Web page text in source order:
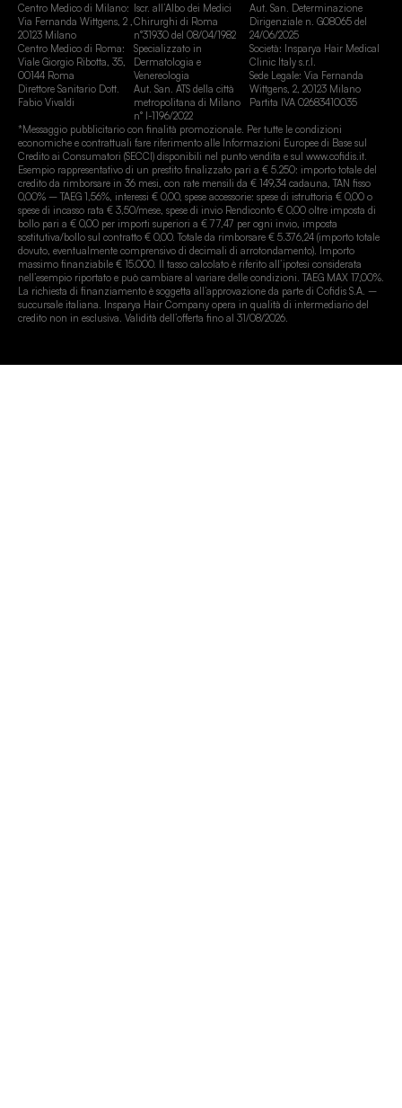
Centro Medico di Milano:
Via Fernanda Wittgens, 2 ,
20123 Milano
Centro Medico di Roma:
Viale Giorgio Ribotta, 35,
00144 Roma
Direttore Sanitario Dott.
Fabio Vivaldi
Iscr. all’Albo dei Medici
Chirurghi di Roma
n°31930 del 08/04/1982
Specializzato in
Dermatologia e
Venereologia
Aut. San. ATS della città
metropolitana di Milano
n° I-1196/2022
Aut. San. Determinazione
Dirigenziale n. G08065 del
24/06/2025
Società: Insparya Hair Medical
Clinic Italy s.r.l.
Sede Legale: Via Fernanda
Wittgens, 2, 20123 Milano
Partita IVA 02683410035
*Messaggio pubblicitario con finalità promozionale. Per tutte le condizioni
economiche e contrattuali fare riferimento alle Informazioni Europee di Base sul
Credito ai Consumatori (SECCI) disponibili nel punto vendita e sul www.cofidis.it.
Esempio rappresentativo di un prestito finalizzato pari a € 5.250: importo totale del
credito da rimborsare in 36 mesi, con rate mensili da € 149,34 cadauna, TAN fisso
0,00% – TAEG 1,56%, interessi € 0,00, spese accessorie: spese di istruttoria € 0,00 o
spese di incasso rata € 3,50/mese, spese di invio Rendiconto € 0,00 oltre imposta di
bollo pari a € 0,00 per importi superiori a € 77,47 per ogni invio, imposta
sostitutiva/bollo sul contratto € 0,00. Totale da rimborsare € 5.376,24 (importo totale
dovuto, eventualmente comprensivo di decimali di arrotondamento). Importo
massimo finanziabile € 15.000. Il tasso calcolato è riferito all’ipotesi considerata
nell’esempio riportato e può cambiare al variare delle condizioni. TAEG MAX 17,00%.
La richiesta di finanziamento è soggetta all’approvazione da parte di Cofidis S.A. –
succursale italiana. Insparya Hair Company opera in qualità di intermediario del
credito non in esclusiva. Validità dell’offerta fino al 31/08/2026.